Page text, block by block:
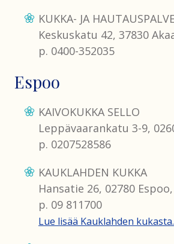
KUKKA- JA
Keskuskatu 42, 37830
p. 0400-352035
Espoo
KAIVOKUKKA SELLO
Leppävaarankatu 3-9,
p. 0207528586
KAUKLAHDEN KUKKA
Hansatie 26, 02780 Espoo,
p. 09 811700
Lue lisää Kauklahden kukasta.